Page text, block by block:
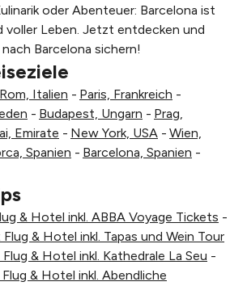
oder Abenteuer: Barcelona ist
Leben. Jetzt entdecken und
Barcelona sichern!
Rom, Italien - Paris, Frankreich -
- Budapest, Ungarn - Prag,
Emirate - New York, USA - Wien,
Spanien - Barcelona, Spanien -
& Hotel inkl. ABBA Voyage Tickets -
& Hotel inkl. Tapas und Wein Tour
& Hotel inkl. Kathedrale La Seu -
& Hotel inkl. Abendliche